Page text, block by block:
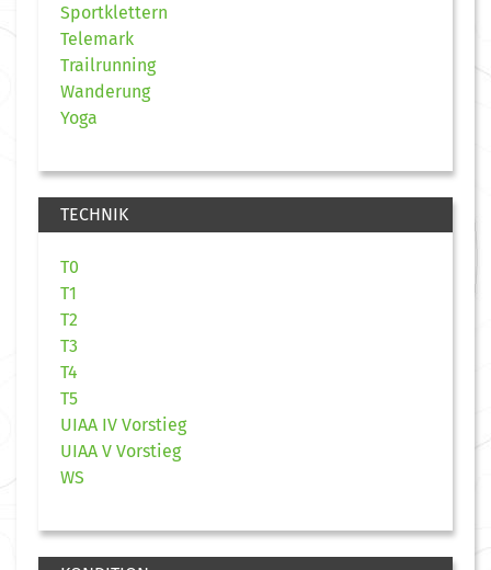
Sportklettern
Telemark
Trailrunning
Wanderung
Yoga
TECHNIK
T0
T1
T2
T3
T4
T5
UIAA IV Vorstieg
UIAA V Vorstieg
WS